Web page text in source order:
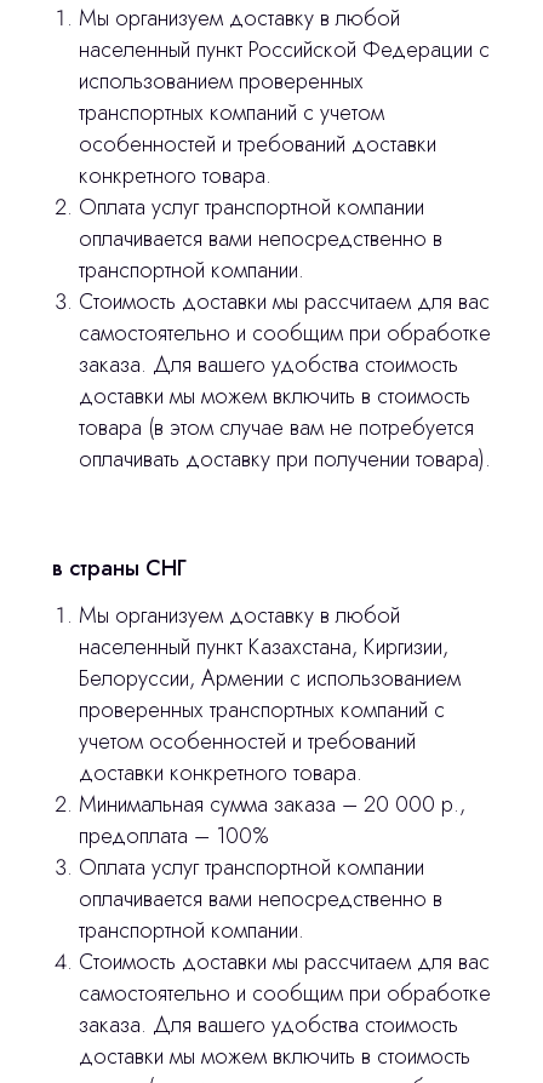
Мы организуем доставку в любой
населенный пункт Российской Федерации с
использованием проверенных
транспортных компаний с учетом
особенностей и требований доставки
конкретного товара.
Оплата услуг транспортной компании
оплачивается вами непосредственно в
транспортной компании.
Стоимость доставки мы рассчитаем для вас
самостоятельно и сообщим при обработке
заказа. Для вашего удобства стоимость
доставки мы можем включить в стоимость
товара (в этом случае вам не потребуется
оплачивать доставку при получении товара).
в страны СНГ
Мы организуем доставку в любой
населенный пункт Казахстана, Киргизии,
Белоруссии, Армении с использованием
проверенных транспортных компаний с
учетом особенностей и требований
доставки конкретного товара.
Минимальная сумма заказа – 20 000 р.,
предоплата – 100%
Оплата услуг транспортной компании
оплачивается вами непосредственно в
транспортной компании.
Стоимость доставки мы рассчитаем для вас
самостоятельно и сообщим при обработке
заказа. Для вашего удобства стоимость
доставки мы можем включить в стоимость
Остались вопросы
оставьте контакты, мы свяжемся и
ответим на все вопросы
© 2024 ЛС Дентал Групп
сделано
Продукция
3D печать
Лицензирование
Изготовление хирургических шаблонов
Оплата и доставка
Политика конфиденциальности
Контакты
stasicus